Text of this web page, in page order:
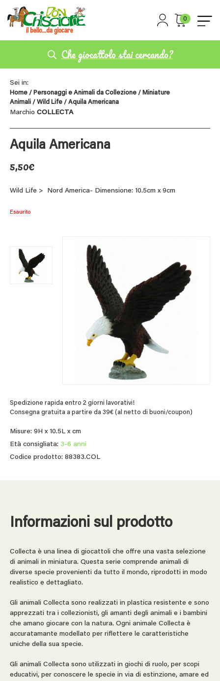
0
Che giocattolo stai cercando?
Sei in:
Home / Personaggi e Animali da Collezione / Miniature
Animali / Wild Life / Aquila Americana
Marchio COLLECTA
Aquila Americana
5,50€
Wild Life > Nord America- Dimensione: 10.5cm x 9cm
Esaurito
Spedizione rapida entro 2 giorni lavorativi!
Consegna gratuita a partire da 39€ (al netto di buoni/coupon)
Misure: 9H x 10.5L x cm
Età consigliata: 3-6 anni
Codice prodotto: 88383.COL
Informazioni sul prodotto
Collecta è una linea di giocattoli che offre una vasta selezione
di animali in miniatura. Questa serie comprende animali di
diverse specie provenienti da tutto il mondo, riprodotti in modo
realistico e dettagliato.
Gli animali Collecta sono realizzati in plastica resistente e sono
apprezzati tra i collezionisti, gli amanti degli animali e i bambini
che amano giocare con la natura. Ogni animale Collecta è
accuratamante modellato per riflettere le caratteristiche
uniche della sua specie.
Gli animali Collecta sono utilizzati in giochi di ruolo, per scopi
educativi, per conoscere le specie in via di estinzione, amare ed